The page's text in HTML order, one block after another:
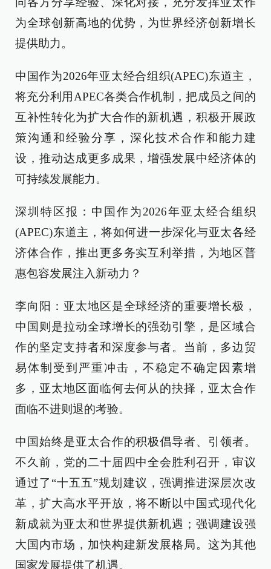
为全球创新高地的优势，为世界经济创新增长
提供助力。
中国作为2026年亚太经合组织(APEC)东道主，
将充分利用APEC各类合作机制，把成员之间的
互补性转化为扩大合作的新机遇，积极开展政
策沟通和经验分享，深化技术合作和能力建
设，推动达成更多成果，增强发展中经济体的
可持续发展能力。
深圳特区报：中国作为2026年亚太经合组织
(APEC)东道主，将如何进一步深化与亚太各经
济体合作，推出更多务实互利举措，为地区普
惠包容发展注入新动力？
李向阳：亚太地区是全球经济的重要增长极，
中国则是拉动全球增长的强劲引擎，是区域合
作的坚定支持者和深度参与者。当前，多边贸
易体制受到严重冲击，不稳定不确定因素增
多，亚太地区面临何去何从的抉择，亚太合作
面临不进则退的考验。
中国始终是亚太合作的积极倡导者、引领者。
不久前，党的二十届四中全会胜利召开，审议
通过了“十五五”规划建议，强调推进深层次改
革，扩大高水平开放，将不断以中国式现代化
新成就为亚太和世界提供新机遇；强调建设强
大国内市场，加快构建新发展格局。这为其他
国家发展提供了机遇。